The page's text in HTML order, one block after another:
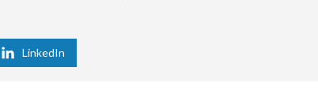
LinkedIn